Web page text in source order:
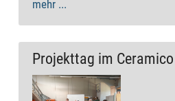
mehr ...
Projekttag im